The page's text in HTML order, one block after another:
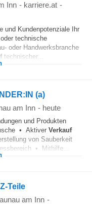
Inn - karriere.at -
und Kundenpotenziale Ihr
technische
oder Handwerksbranche
technischer...
(a)
am Inn - heute
und Produkten
• Aktiver Verkauf
von Sauberkeit
• Mithilfe...
Teile
am Inn -